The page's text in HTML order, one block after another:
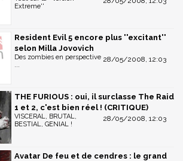
Extreme''
Resident Evil 5 encore plus ''excitant''
selon Milla Jovovich
28/05/2008, 12:03
Des zombies en perspective
...
THE FURIOUS : oui, il surclasse The Raid
1 et 2, c'est bien réel ! (CRITIQUE)
28/05/2008, 12:03
VISCERAL, BRUTAL,
BESTIAL, GENIAL !
Avatar De feu et de cendres : le grand